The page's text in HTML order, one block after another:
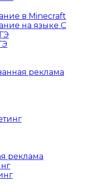
в Minecraft
на языке C
реклама
реклама